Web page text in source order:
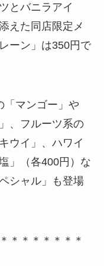
とバニラアイ
えた同店限定メ
ーン」は350円で
マンゴー」や
、フルーツ系の
ウイ」、ハワイ
」（各400円）な
シャル」も登場
＊＊＊＊＊＊＊